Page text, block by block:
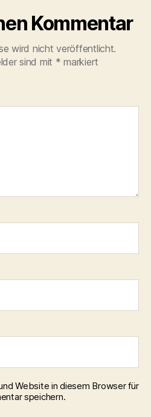
Kommentar
wird nicht veröffentlicht.
sind mit * markiert
Website in diesem Browser für
speichern.